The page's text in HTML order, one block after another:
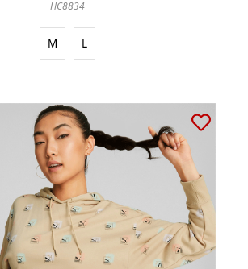
HC8834
M L